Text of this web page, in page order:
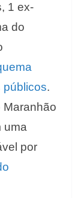
1 ex-
do
públicos.
Maranhão
uma
por